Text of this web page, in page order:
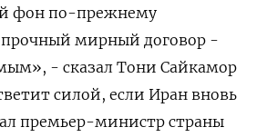
фон по-прежнему
мирный договор -
- сказал Тони Сайкамор
силой, если Иран вновь
премьер-министр страны